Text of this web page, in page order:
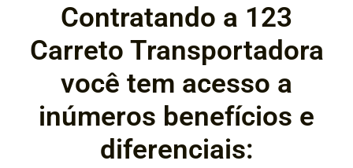
Contratando a 123
Carreto Transportadora
você tem acesso a
inúmeros benefícios e
diferenciais: